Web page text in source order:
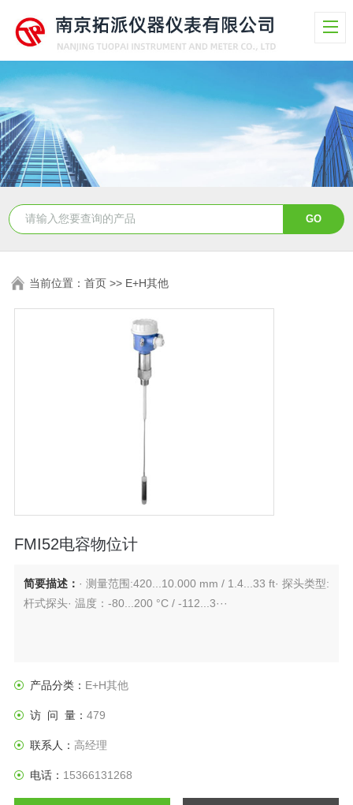
当前位置：首页 >> E+H其他
FMI52电容物位计
简要描述： · 测量范围:420...10.000 mm / 1.4...33 ft· 探头类型:
杆式探头· 温度：-80...200 °C / -112...3···
产品分类： E+H其他
访 问 量： 479
联系人： 高经理
电话： 15366131268